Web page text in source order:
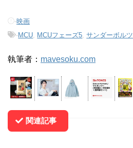
-映画
-MCU MCUフェーズ5 ,サンダーボルツ
執筆者： mavesoku.com
関連記事